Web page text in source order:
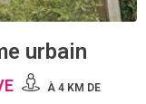
urbain
À 4 KM DE